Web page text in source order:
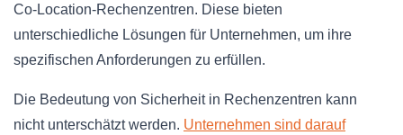
Co-Location-Rechenzentren. Diese bieten
unterschiedliche Lösungen für Unternehmen, um ihre
spezifischen Anforderungen zu erfüllen.
Die Bedeutung von Sicherheit in Rechenzentren kann
nicht unterschätzt werden. Unternehmen sind darauf